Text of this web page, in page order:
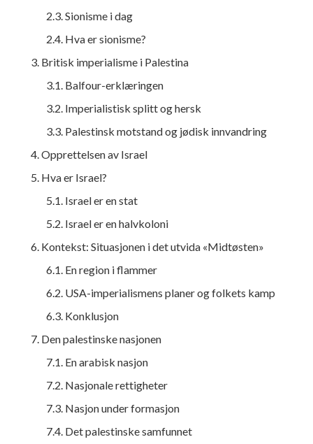
2.3. Sionisme i dag
2.4. Hva er sionisme?
3. Britisk imperialisme i Palestina
3.1. Balfour-erklæringen
3.2. Imperialistisk splitt og hersk
3.3. Palestinsk motstand og jødisk innvandring
4. Opprettelsen av Israel
5. Hva er Israel?
5.1. Israel er en stat
5.2. Israel er en halvkoloni
6. Kontekst: Situasjonen i det utvida «Midtøsten»
6.1. En region i flammer
6.2. USA-imperialismens planer og folkets kamp
6.3. Konklusjon
7. Den palestinske nasjonen
7.1. En arabisk nasjon
7.2. Nasjonale rettigheter
7.3. Nasjon under formasjon
7.4. Det palestinske samfunnet